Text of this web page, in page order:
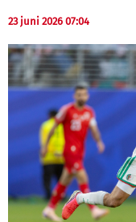
23 juni 2026 07:04